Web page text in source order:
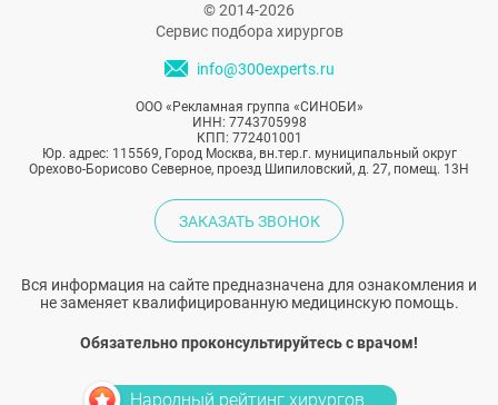
© 2014-2026
Сервис подбора хирургов
info@300experts.ru
ООО «Рекламная группа «СИНОБИ»
ИНН: 7743705998
КПП: 772401001
Юр. адрес: 115569, Город Москва, вн.тер.г. муниципальный округ
Орехово-Борисово Северное, проезд Шипиловский, д. 27, помещ. 13Н
ЗАКАЗАТЬ ЗВОНОК
Вся информация на сайте предназначена для ознакомления и
не заменяет квалифицированную медицинскую помощь.
Обязательно проконсультируйтесь с врачом!
Народный рейтинг хирургов